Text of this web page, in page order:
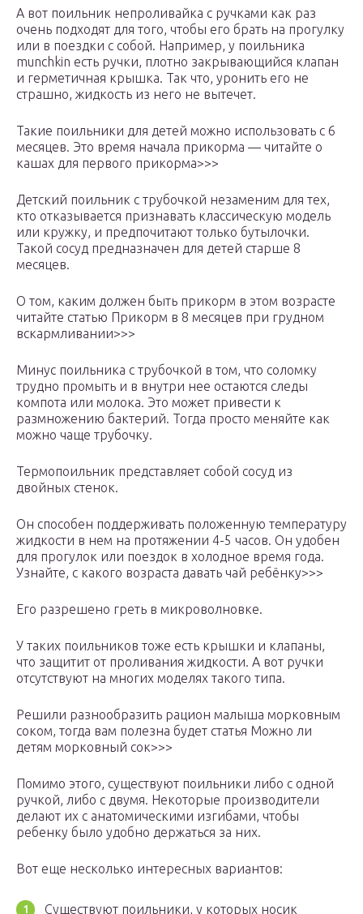
А вот поильник непроливайка с ручками как раз
очень подходят для того, чтобы его брать на прогулку
или в поездки с собой. Например, у поильника
munchkin есть ручки, плотно закрывающийся клапан
и герметичная крышка. Так что, уронить его не
страшно, жидкость из него не вытечет.
Такие поильники для детей можно использовать с 6
месяцев. Это время начала прикорма — читайте о
кашах для первого прикорма>>>
Детский поильник с трубочкой незаменим для тех,
кто отказывается признавать классическую модель
или кружку, и предпочитают только бутылочки.
Такой сосуд предназначен для детей старше 8
месяцев.
О том, каким должен быть прикорм в этом возрасте
читайте статью Прикорм в 8 месяцев при грудном
вскармливании>>>
Минус поильника с трубочкой в том, что соломку
трудно промыть и в внутри нее остаются следы
компота или молока. Это может привести к
размножению бактерий. Тогда просто меняйте как
можно чаще трубочку.
Термопоильник представляет собой сосуд из
двойных стенок.
Он способен поддерживать положенную температуру
жидкости в нем на протяжении 4-5 часов. Он удобен
для прогулок или поездок в холодное время года.
Узнайте, с какого возраста давать чай ребёнку>>>
Его разрешено греть в микроволновке.
У таких поильников тоже есть крышки и клапаны,
что защитит от проливания жидкости. А вот ручки
отсутствуют на многих моделях такого типа.
Решили разнообразить рацион малыша морковным
соком, тогда вам полезна будет статья Можно ли
детям морковный сок>>>
Помимо этого, существуют поильники либо с одной
ручкой, либо с двумя. Некоторые производители
делают их с анатомическими изгибами, чтобы
ребенку было удобно держаться за них.
Вот еще несколько интересных вариантов:
Существуют поильники, у которых носик